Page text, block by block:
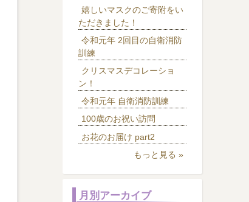
嬉しいマスクのご寄附をい
ただきました！
令和元年 2回目の自衛消防
訓練
クリスマスデコレーショ
ン！
令和元年 自衛消防訓練
100歳のお祝い訪問
お花のお届け part2
もっと見る »
月別アーカイブ